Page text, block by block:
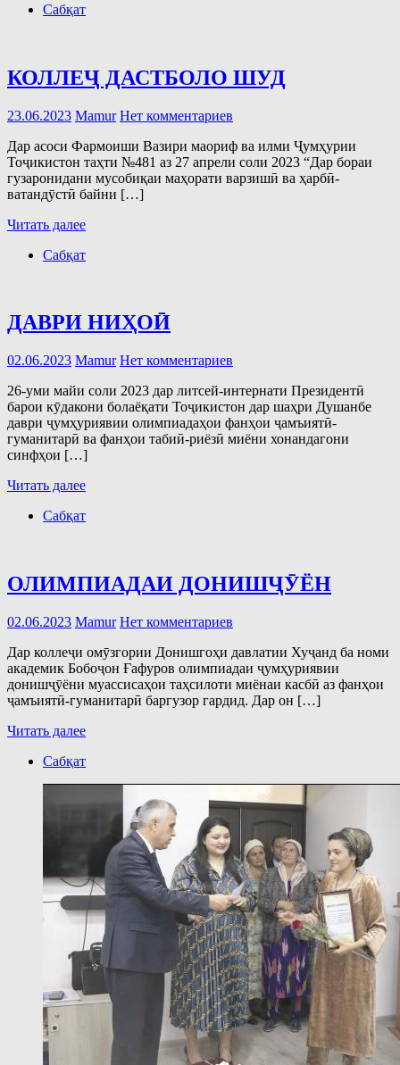
Сабқат
КОЛЛЕҶ ДАСТБОЛО ШУД
23.06.2023 Mamur Нет комментариев
Дар асоси Фармоиши Вазири маориф ва илми Ҷумҳурии
Тоҷикистон таҳти №481 аз 27 апрели соли 2023 “Дар бораи
гузаронидани мусобиқаи маҳорати варзишӣ ва ҳарбӣ-
ватандӯстӣ байни […]
Читать далее
Сабқат
ДАВРИ НИҲОӢ
02.06.2023 Mamur Нет комментариев
26-уми майи соли 2023 дар литсей-интернати Президентӣ
барои кӯдакони болаёқати Тоҷикистон дар шаҳри Душанбе
даври ҷумҳуриявии олимпиадаҳои фанҳои ҷамъиятӣ-
гуманитарӣ ва фанҳои табиӣ-риёзӣ миёни хонандагони
синфҳои […]
Читать далее
Сабқат
ОЛИМПИАДАИ ДОНИШҶӮЁН
02.06.2023 Mamur Нет комментариев
Дар коллеҷи омӯзгории Донишгоҳи давлатии Хуҷанд ба номи
академик Бобоҷон Ғафуров олимпиадаи ҷумҳуриявии
донишҷӯёни муассисаҳои таҳсилоти миёнаи касбӣ аз фанҳои
ҷамъиятӣ-гуманитарӣ баргузор гардид. Дар он […]
Читать далее
Сабқат